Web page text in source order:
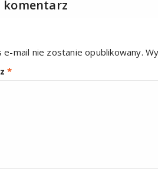
komentarz
mail nie zostanie opublikowany.
*